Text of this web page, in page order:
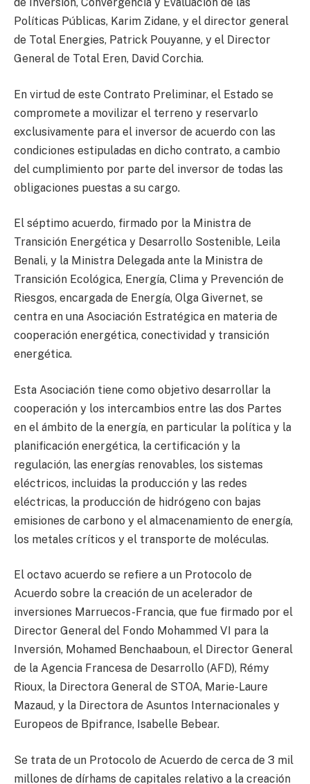
Políticas Públicas, Karim Zidane, y el director general
de Total Energies, Patrick Pouyanne, y el Director
General de Total Eren, David Corchia.
En virtud de este Contrato Preliminar, el Estado se
compromete a movilizar el terreno y reservarlo
exclusivamente para el inversor de acuerdo con las
condiciones estipuladas en dicho contrato, a cambio
del cumplimiento por parte del inversor de todas las
obligaciones puestas a su cargo.
El séptimo acuerdo, firmado por la Ministra de
Transición Energética y Desarrollo Sostenible, Leila
Benali, y la Ministra Delegada ante la Ministra de
Transición Ecológica, Energía, Clima y Prevención de
Riesgos, encargada de Energía, Olga Givernet, se
centra en una Asociación Estratégica en materia de
cooperación energética, conectividad y transición
energética.
Esta Asociación tiene como objetivo desarrollar la
cooperación y los intercambios entre las dos Partes
en el ámbito de la energía, en particular la política y la
planificación energética, la certificación y la
regulación, las energías renovables, los sistemas
eléctricos, incluidas la producción y las redes
eléctricas, la producción de hidrógeno con bajas
emisiones de carbono y el almacenamiento de energía,
los metales críticos y el transporte de moléculas.
El octavo acuerdo se refiere a un Protocolo de
Acuerdo sobre la creación de un acelerador de
inversiones Marruecos-Francia, que fue firmado por el
Director General del Fondo Mohammed VI para la
Inversión, Mohamed Benchaaboun, el Director General
de la Agencia Francesa de Desarrollo (AFD), Rémy
Rioux, la Directora General de STOA, Marie-Laure
Mazaud, y la Directora de Asuntos Internacionales y
Europeos de Bpifrance, Isabelle Bebear.
Se trata de un Protocolo de Acuerdo de cerca de 3 mil
millones de dírhams de capitales relativo a la creación